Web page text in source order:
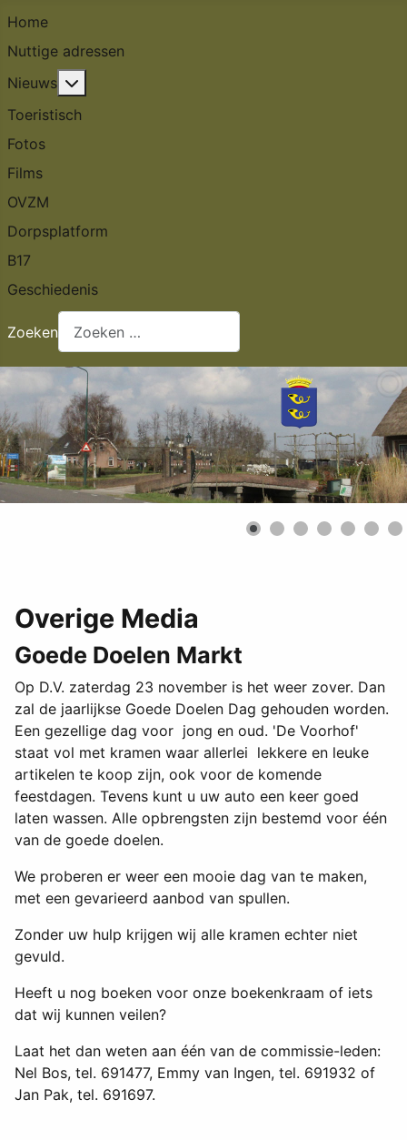
Home
Nuttige adressen
Nieuws
Toeristisch
Fotos
Films
OVZM
Dorpsplatform
B17
Geschiedenis
Zoeken
Overige Media
Goede Doelen Markt
Op D.V. zaterdag 23 november is het weer zover. Dan
zal de jaarlijkse Goede Doelen Dag gehouden worden.
Een gezellige dag voor jong en oud. 'De Voorhof'
staat vol met kramen waar allerlei lekkere en leuke
artikelen te koop zijn, ook voor de komende
feestdagen. Tevens kunt u uw auto een keer goed
laten wassen. Alle opbrengsten zijn bestemd voor één
van de goede doelen.
We proberen er weer een mooie dag van te maken,
met een gevarieerd aanbod van spullen.
Zonder uw hulp krijgen wij alle kramen echter niet
gevuld.
Heeft u nog boeken voor onze boekenkraam of iets
dat wij kunnen veilen?
Laat het dan weten aan één van de commissie-leden:
Nel Bos, tel. 691477, Emmy van Ingen, tel. 691932 of
Jan Pak, tel. 691697.